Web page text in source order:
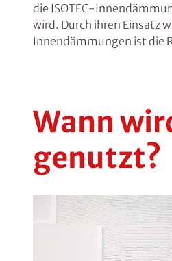
die ISOTEC-
wird. Durch ihren Einsatz
Innendämmungen ist die
Wann
genutzt?